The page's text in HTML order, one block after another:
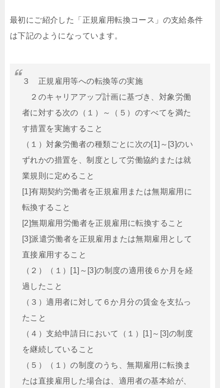
最初にご紹介した「正規雇用転換コース」の支給条件
は下記のようになっています。
３ 正規雇用等への転換等の実施
２のキャリアアップ計画に基づき、対象労働
者に対する次の（１）～（５）のすべてを満た
す措置を実施すること
（１）対象労働者の種類ごとに次の[1]～[3]のい
ずれかの措置を、制度として労働協約または就
業規則に定めること
[1]有期契約労働者を正規雇用または無期雇用に
転換すること
[2]無期雇用労働者を正規雇用に転換すること
[3]派遣労働者を正規雇用または無期雇用として
直接雇用すること
（２）（１）[1]～[3]の制度の適用後６か月を経
過したこと
（３）適用者に対して６か月分の賃金を支払っ
たこと
（４）支給申請日において（１）[1]～[3]の制度
を継続していること
（５）（１）の制度のうち、無期雇用に転換ま
たは直接雇用した場合は、適用者の基本給が、